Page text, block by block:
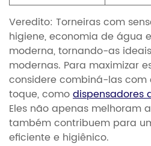
Veredito: Torneiras com
higiene, economia de água
moderna, tornando-as
modernas. Para maximizar
considere combiná-las com
toque, comodispensadores
Eles não apenas melhoram
também contribuem para
eficiente e higiênico.